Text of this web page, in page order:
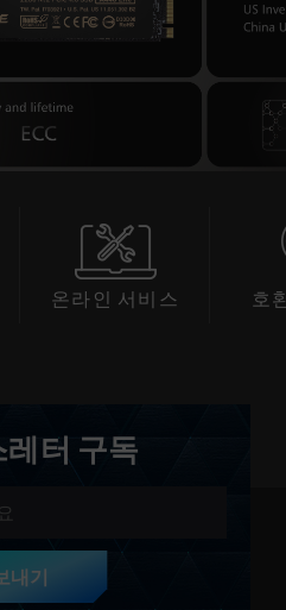
온라인 서비스 호
레터 구독
내기